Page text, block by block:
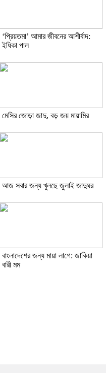
‘প্রিয়তমা’ আমার জীবনের আশীর্বাদ:
ইধিকা পাল
মেসির জোড়া জাদু, বড় জয় মায়ামির
আজ সবার জন্য খুলছে জুলাই জাদুঘর
বাংলাদেশের জন্য মায়া লাগে: জাকিয়া
বারী মম